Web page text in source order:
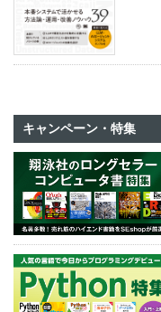
キャンペーン・特集